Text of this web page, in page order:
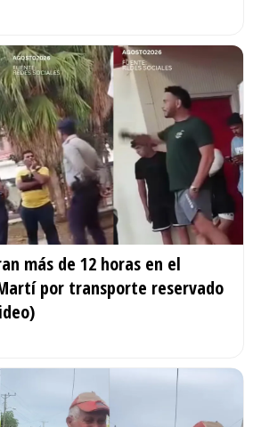
más de 12 horas en el
por transporte reservado